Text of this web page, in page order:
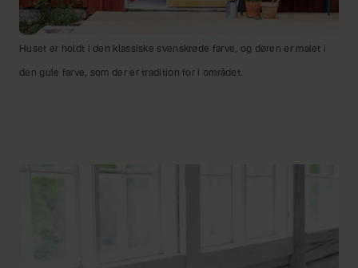
Huset er holdt i den klassiske svenskrøde farve, og døren er malet i
den gule farve, som der er tradition for i området.